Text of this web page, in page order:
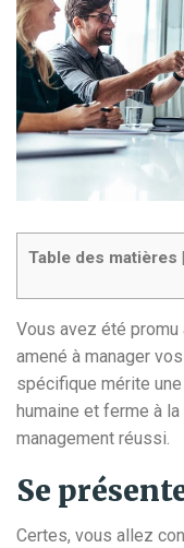
Table des matières
Vous avez été
amené à manager
spécifique mérite
humaine et ferme à
management réussi.
Se
Certes, vous allez